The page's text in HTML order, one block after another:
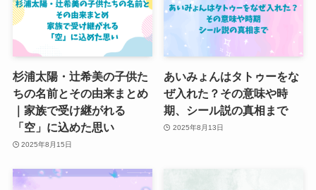
杉浦太陽・辻希美の子供た
ちの名前とその由来まとめ
｜家族で受け継がれる
「空」に込めた思い
2025年8月15日
あいみょんはタトゥーをな
ぜ入れた？その意味や時
期、シール説の真相まで
2025年8月13日